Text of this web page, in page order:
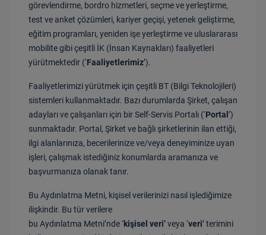
görevlendirme, bordro hizmetleri, seçme ve yerleştirme,
test ve anket çözümleri, kariyer geçişi, yetenek geliştirme,
eğitim programları, yeniden işe yerleştirme ve uluslararası
mobilite gibi çeşitli İK (İnsan Kaynakları) faaliyetleri
yürütmektedir (‘Faaliyetlerimiz’).
Faaliyetlerimizi yürütmek için çeşitli BT (Bilgi Teknolojileri)
sistemleri kullanmaktadır. Bazı durumlarda Şirket, çalışan
adayları ve çalışanları için bir Self-Servis Portalı (‘Portal ’)
sunmaktadır. Portal, Şirket ve bağlı şirketlerinin ilan ettiği,
ilgi alanlarınıza, becerilerinize ve/veya deneyiminize uyan
işleri, çalışmak istediğiniz konumlarda aramanıza ve
başvurmanıza olanak tanır.
Bu Aydınlatma Metni, kişisel verilerinizi nasıl işlediğimize
ilişkindir. Bu tür verilere
bu Aydınlatma Metni’nde ‘kişisel veri’veya ‘veri’ terimini